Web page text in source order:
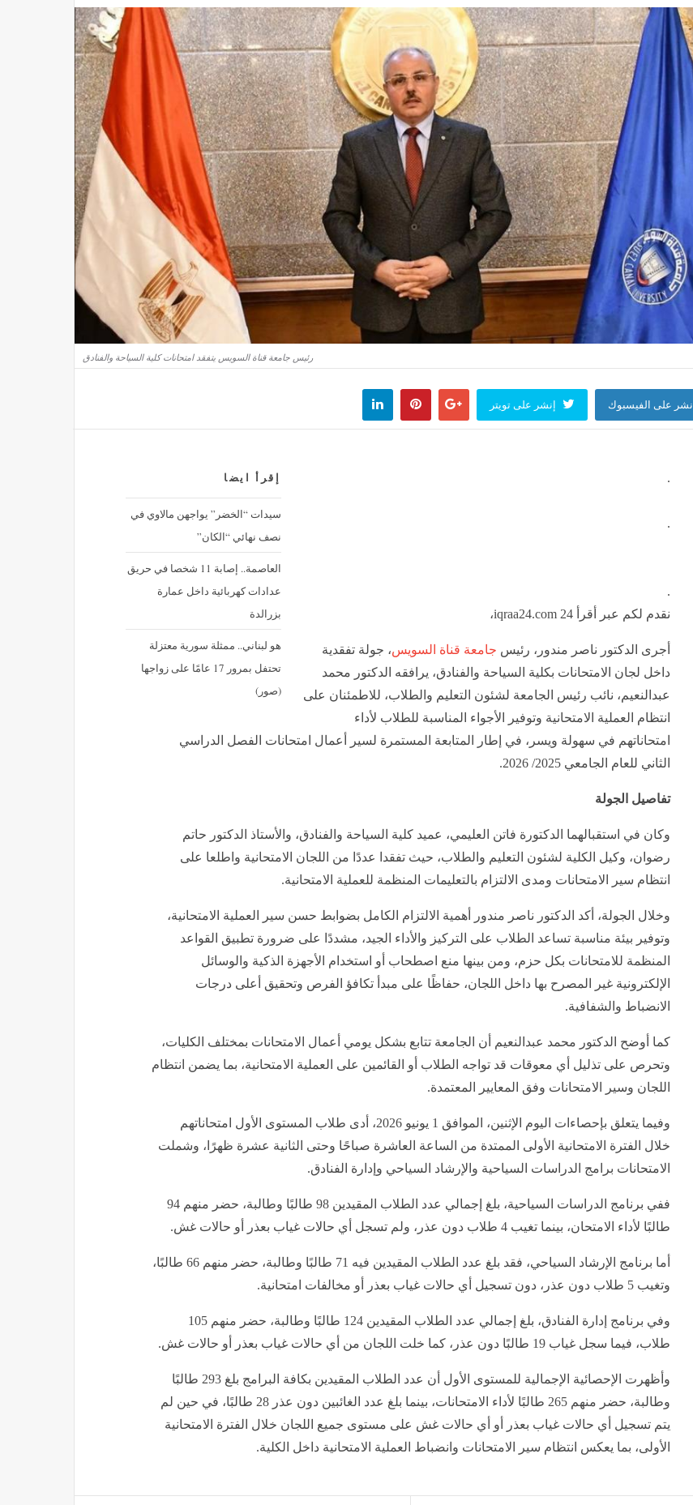
رئيس جامعة قناة السويس يتفقد امتحانات كلية السياحة والفنادق
إنشر على الفيسبوك إنشر على تويتر
إقرأ ايضا
سيدات “الخضر” يواجهن مالاوي في
نصف نهائي “الكان”
العاصمة.. إصابة 11 شخصا في حريق
عدادات كهربائية داخل عمارة
بزرالدة
هو لبناني.. ممثلة سورية معتزلة
تحتفل بمرور 17 عامًا على زواجها
(صور)
.
.
.
نقدم لكم عبر أقرأ 24 iqraa24.com،
أجرى الدكتور ناصر مندور، رئيس جامعة قناة السويس، جولة تفقدية
داخل لجان الامتحانات بكلية السياحة والفنادق، يرافقه الدكتور محمد
عبدالنعيم، نائب رئيس الجامعة لشئون التعليم والطلاب، للاطمئنان على
انتظام العملية الامتحانية وتوفير الأجواء المناسبة للطلاب لأداء
امتحاناتهم في سهولة ويسر، في إطار المتابعة المستمرة لسير أعمال امتحانات الفصل الدراسي
الثاني للعام الجامعي 2025/ 2026.
تفاصيل الجولة
وكان في استقبالهما الدكتورة فاتن العليمي، عميد كلية السياحة والفنادق، والأستاذ الدكتور حاتم
رضوان، وكيل الكلية لشئون التعليم والطلاب، حيث تفقدا عددًا من اللجان الامتحانية واطلعا على
انتظام سير الامتحانات ومدى الالتزام بالتعليمات المنظمة للعملية الامتحانية.
وخلال الجولة، أكد الدكتور ناصر مندور أهمية الالتزام الكامل بضوابط حسن سير العملية الامتحانية،
وتوفير بيئة مناسبة تساعد الطلاب على التركيز والأداء الجيد، مشددًا على ضرورة تطبيق القواعد
المنظمة للامتحانات بكل حزم، ومن بينها منع اصطحاب أو استخدام الأجهزة الذكية والوسائل
الإلكترونية غير المصرح بها داخل اللجان، حفاظًا على مبدأ تكافؤ الفرص وتحقيق أعلى درجات
الانضباط والشفافية.
كما أوضح الدكتور محمد عبدالنعيم أن الجامعة تتابع بشكل يومي أعمال الامتحانات بمختلف الكليات،
وتحرص على تذليل أي معوقات قد تواجه الطلاب أو القائمين على العملية الامتحانية، بما يضمن انتظام
اللجان وسير الامتحانات وفق المعايير المعتمدة.
وفيما يتعلق بإحصاءات اليوم الإثنين، الموافق 1 يونيو 2026، أدى طلاب المستوى الأول امتحاناتهم
خلال الفترة الامتحانية الأولى الممتدة من الساعة العاشرة صباحًا وحتى الثانية عشرة ظهرًا، وشملت
الامتحانات برامج الدراسات السياحية والإرشاد السياحي وإدارة الفنادق.
ففي برنامج الدراسات السياحية، بلغ إجمالي عدد الطلاب المقيدين 98 طالبًا وطالبة، حضر منهم 94
طالبًا لأداء الامتحان، بينما تغيب 4 طلاب دون عذر، ولم تسجل أي حالات غياب بعذر أو حالات غش.
أما برنامج الإرشاد السياحي، فقد بلغ عدد الطلاب المقيدين فيه 71 طالبًا وطالبة، حضر منهم 66 طالبًا،
وتغيب 5 طلاب دون عذر، دون تسجيل أي حالات غياب بعذر أو مخالفات امتحانية.
وفي برنامج إدارة الفنادق، بلغ إجمالي عدد الطلاب المقيدين 124 طالبًا وطالبة، حضر منهم 105
طلاب، فيما سجل غياب 19 طالبًا دون عذر، كما خلت اللجان من أي حالات غياب بعذر أو حالات غش.
وأظهرت الإحصائية الإجمالية للمستوى الأول أن عدد الطلاب المقيدين بكافة البرامج بلغ 293 طالبًا
وطالبة، حضر منهم 265 طالبًا لأداء الامتحانات، بينما بلغ عدد الغائبين دون عذر 28 طالبًا، في حين لم
يتم تسجيل أي حالات غياب بعذر أو أي حالات غش على مستوى جميع اللجان خلال الفترة الامتحانية
الأولى، بما يعكس انتظام سير الامتحانات وانضباط العملية الامتحانية داخل الكلية.